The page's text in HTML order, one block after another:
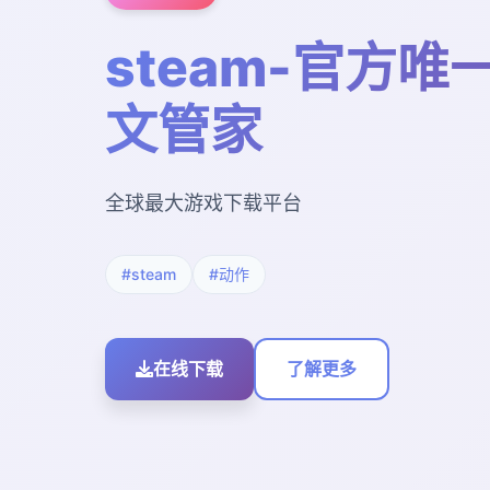
steam-官方唯
文管家
全球最大游戏下载平台
#steam #动作
在线下载 了解更多